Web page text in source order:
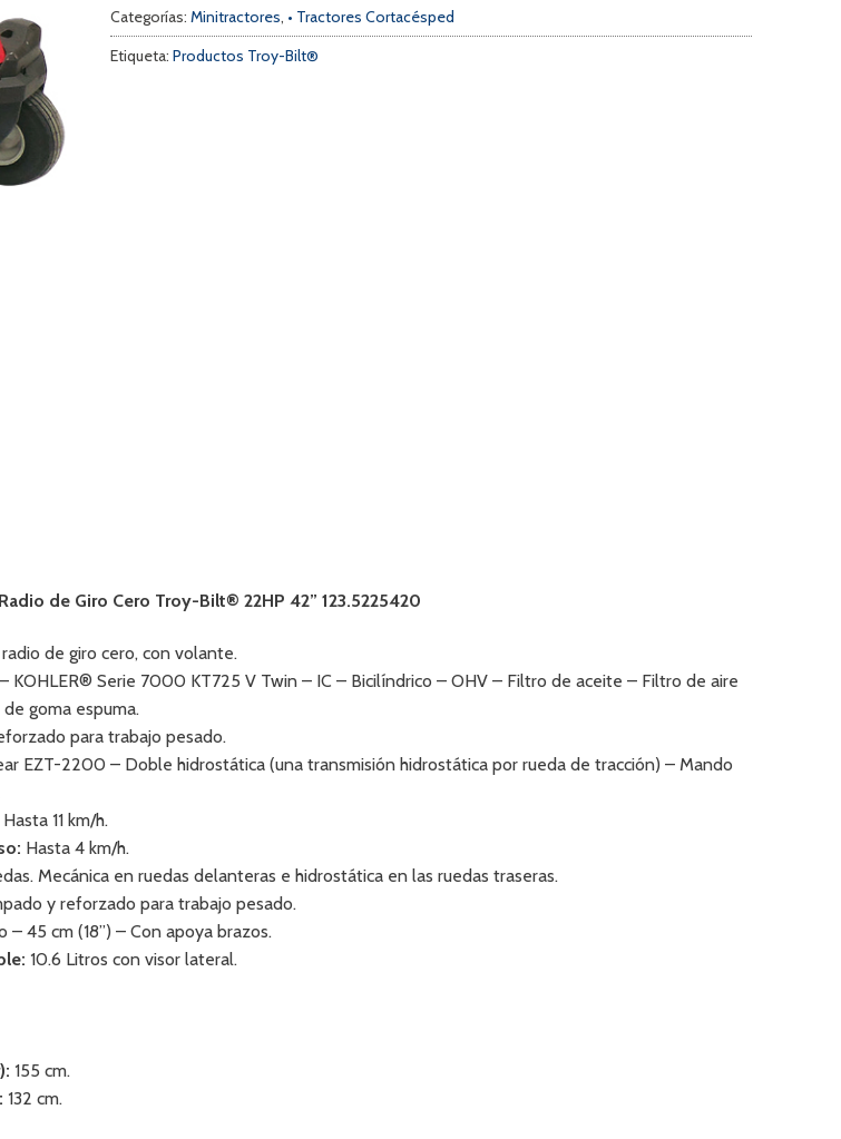
Categorías: Minitractores, • Tractores Cortacésped
Etiqueta: Productos Troy-Bilt®
de Giro Cero Troy-Bilt® 22HP 42” 123.5225420
de giro cero, con volante.
KOHLER® Serie 7000 KT725 V Twin – IC – Bicilíndrico – OHV – Filtro de aceite – Filtro de aire
goma espuma.
para trabajo pesado.
EZT-2200 – Doble hidrostática (una transmisión hidrostática por rueda de tracción) – Mando
Hasta 11 km/h.
Hasta 4 km/h.
Mecánica en ruedas delanteras e hidrostática en las ruedas traseras.
y reforzado para trabajo pesado.
– 45 cm (18”) – Con apoya brazos.
10.6 Litros con visor lateral.
155 cm.
132 cm.